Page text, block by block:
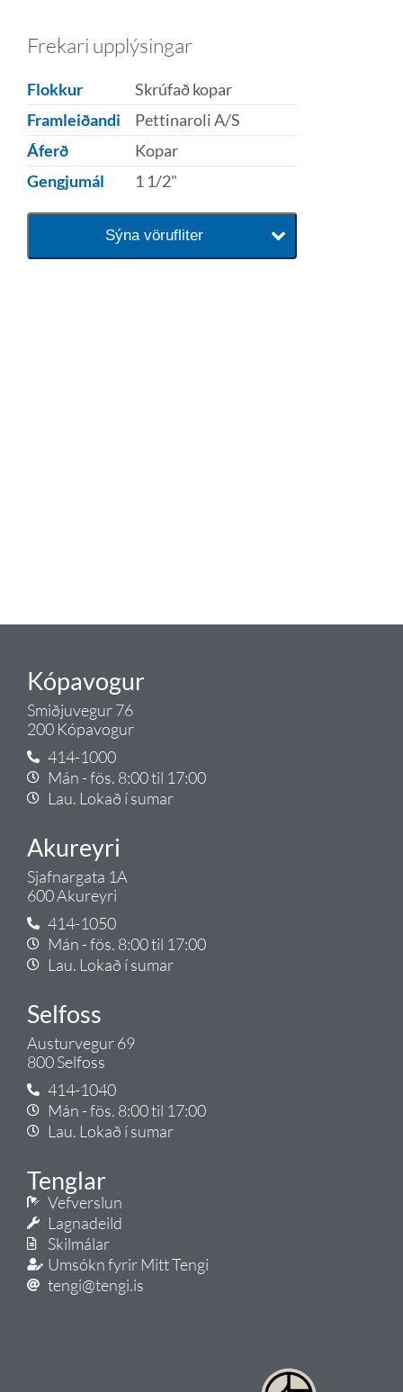
Frekari upplýsingar
Flokkur
Skrúfað kopar
Framleiðandi
Pettinaroli A/S
Áferð
Kopar
Gengjumál
1 1/2"
Sýna vörufliter
Kópavogur
Smiðjuvegur 76
200 Kópavogur
414-1000
Mán - fös. 8:00 til 17:00
Lau. Lokað í sumar
Akureyri
Sjafnargata 1A
600 Akureyri
414-1050
Mán - fös. 8:00 til 17:00
Lau. Lokað í sumar
Selfoss
Austurvegur 69
800 Selfoss
414-1040
Mán - fös. 8:00 til 17:00
Lau. Lokað í sumar
Tenglar
Vefverslun
Lagnadeild
Skilmálar
Umsókn fyrir Mitt Tengi
tengi@tengi.is